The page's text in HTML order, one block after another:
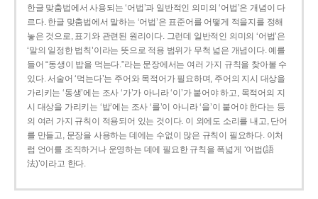
한글 맞춤법에서 사용되는 ‘어법’과 일반적인 의미의 ‘어법’은 개념이 다
르다. 한글 맞춤법에서 말하는 ‘어법’은 표준어를 어떻게 적을지를 정해
놓은 것으로, 표기와 관련된 원리이다. 그런데 일반적인 의미의 ‘어법’은
‘말의 일정한 법칙’이라는 뜻으로 적용 범위가 무척 넓은 개념이다. 예를
들어 “동생이 밥을 먹는다.”라는 문장에서는 여러 가지 규칙을 찾아볼 수
있다. 서술어 ‘먹는다’는 주어와 목적어가 필요하며, 주어의 지시 대상을
가리키는 ‘동생’에는 조사 ‘가’가 아니라 ‘이’가 붙어야 하고, 목적어의 지
시 대상을 가리키는 ‘밥’에는 조사 ‘를’이 아니라 ‘을’이 붙어야 한다는 등
의 여러 가지 규칙이 적용되어 있는 것이다. 이 외에도 소리를 내고, 단어
를 만들고, 문장을 사용하는 데에는 수없이 많은 규칙이 필요하다. 이처
럼 언어를 조직하거나 운영하는 데에 필요한 규칙을 폭넓게 ‘어법(語
法)’이라고 한다.